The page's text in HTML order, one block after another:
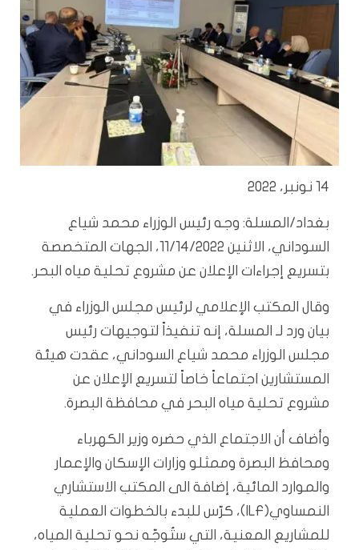
14 نونبر، 2022
بغداد/المسلة: وجه رئيس الوزراء محمد شياع
السوداني، الاثنين 11/14/2022، الجهات المتخصصة
بتسريع إجراءات الإعلان عن مشروع تحلية مياه البحر.
وقال المكتب الإعلامي لرئيس مجلس الوزراء في
بيان ورد لـ المسلة، إنه تنفيذاً لتوجيهات رئيس
مجلس الوزراء محمد شياع السوداني، عقدت هيئة
المستشارين اجتماعاً خاصاً لتسريع الإعلان عن
مشروع تحلية مياه البحر في محافظة البصرة.
وأضاف أن الاجتماع الذي حضره وزير الكهرباء
ومحافظ البصرة وممثلو وزارات الإسكان والإعمار
والموارد المائية، إضافة الى المكتب الاستشاري
النمساوي(ILF)، كرّس للبدء بالخطوات العملية
للمشاريع المعنية، التي ستُوجّه نحو تحلية المياه،